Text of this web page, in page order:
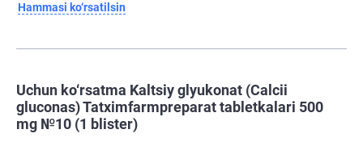
Hammasi ko‘rsatilsin
Uchun ko‘rsatma Kaltsiy glyukonat (Calcii
gluconas) Tatximfarmpreparat tabletkalari 500
mg №10 (1 blister)